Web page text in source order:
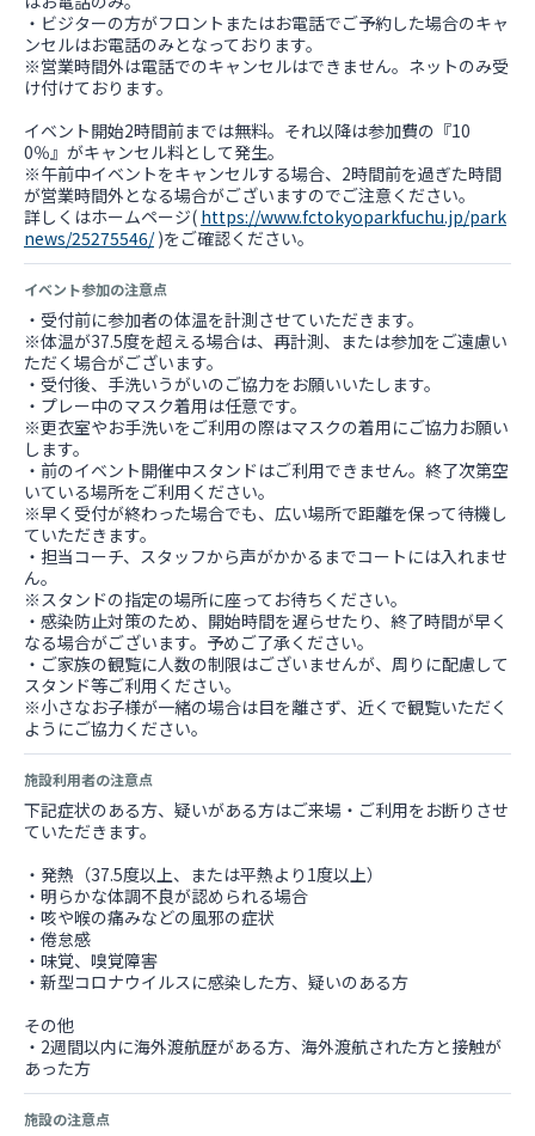
・ビジターの方がフロントまたはお電話でご予約した場合のキャ
ンセルはお電話のみとなっております。
※営業時間外は電話でのキャンセルはできません。ネットのみ受
け付けております。
イベント開始2時間前までは無料。それ以降は参加費の『10
0％』がキャンセル料として発生。
※午前中イベントをキャンセルする場合、2時間前を過ぎた時間
が営業時間外となる場合がございますのでご注意ください。
詳しくはホームページ( https://www.fctokyoparkfuchu.jp/park
news/25275546/)をご確認ください。
イベント参加の注意点
・受付前に参加者の体温を計測させていただきます。
※体温が37.5度を超える場合は、再計測、または参加をご遠慮い
ただく場合がございます。
・受付後、手洗いうがいのご協力をお願いいたします。
・プレー中のマスク着用は任意です。
※更衣室やお手洗いをご利用の際はマスクの着用にご協力お願い
します。
・前のイベント開催中スタンドはご利用できません。終了次第空
いている場所をご利用ください。
※早く受付が終わった場合でも、広い場所で距離を保って待機し
ていただきます。
・担当コーチ、スタッフから声がかかるまでコートには入れませ
ん。
※スタンドの指定の場所に座ってお待ちください。
・感染防止対策のため、開始時間を遅らせたり、終了時間が早く
なる場合がございます。予めご了承ください。
・ご家族の観覧に人数の制限はございませんが、周りに配慮して
スタンド等ご利用ください。
※小さなお子様が一緒の場合は目を離さず、近くで観覧いただく
ようにご協力ください。
施設利用者の注意点
下記症状のある方、疑いがある方はご来場・ご利用をお断りさせ
ていただきます。
・発熱（37.5度以上、または平熱より1度以上）
・明らかな体調不良が認められる場合
・咳や喉の痛みなどの風邪の症状
・倦怠感
・味覚、嗅覚障害
・新型コロナウイルスに感染した方、疑いのある方
その他
・2週間以内に海外渡航歴がある方、海外渡航された方と接触が
あった方
施設の注意点